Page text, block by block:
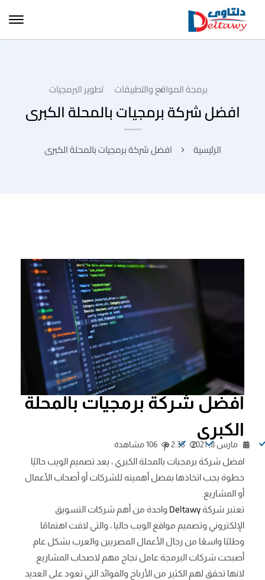
برمجة المواقع والتطبيقات تطوير البرمجيات
افضل شركة برمجيات بالمحلة الكبرى
الرئيسية افضل شركة برمجيات بالمحلة الكبرى
افضل شركة برمجيات بالمحلة
الكبرى
مارس 8, 2021 2:35 م 106 مشاهدة
افضل شركة برمجيات بالمحلة الكبري ، يعد تصميم الويب حاليًا
خطوة يجب اتخاذها بفضل أهميته للشركات أو أصحاب الأعمال
أو المشاريع.
تعتبر شركةDeltawy واحدة من أهم شركات التسويق
الإلكتروني وتصميم مواقع الويب حاليا ، والتي لاقت اهتمامًا
وطلبًا واسعًا من رجال الأعمال المصريين والعرب بشكل عام.
أصبحت شركات البرمجة عامل نجاح مهم لاصحاب المشاريع
لانها تحقق لهم الكثير من الأرباح والفوائد التي تعود على العديد